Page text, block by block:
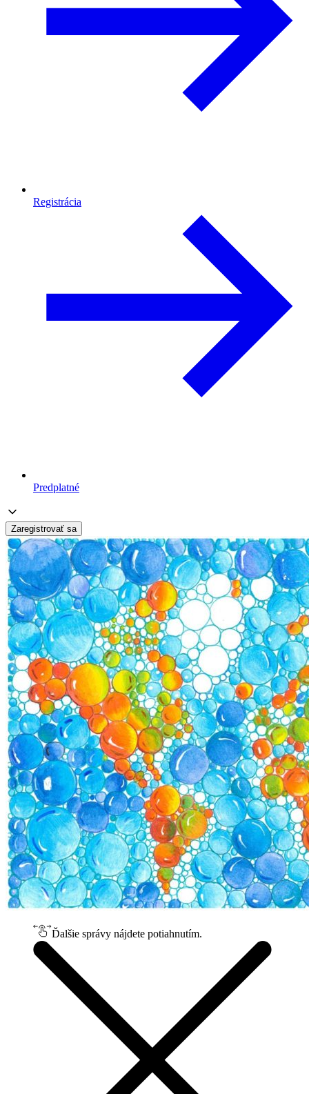
Registrácia
Predplatné
Zaregistrovať sa
Ďalšie správy nájdete potiahnutím.